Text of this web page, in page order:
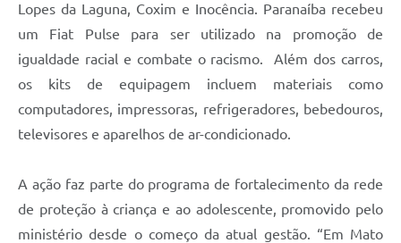
Lopes da Laguna, Coxim e Inocência. Paranaíba recebeu
um Fiat Pulse para ser utilizado na promoção de
igualdade racial e combate o racismo. Além dos carros,
os kits de equipagem incluem materiais como
computadores, impressoras, refrigeradores, bebedouros,
televisores e aparelhos de ar-condicionado.
A ação faz parte do programa de fortalecimento da rede
de proteção à criança e ao adolescente, promovido pelo
ministério desde o começo da atual gestão. “Em Mato